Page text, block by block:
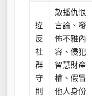
違
反
社
群
守
則
散播仇恨
言論、發
佈不雅內
容、侵犯
智慧財產
權、假冒
他人身份